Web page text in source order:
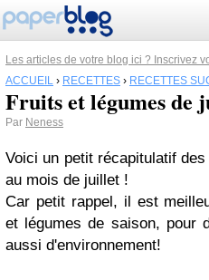
Les articles de votre blog ici ? Inscrivez
ACCUEIL › RECETTES › RECETTES
Fruits et légumes de
Par Neness
Voici un petit récapitulatif
au mois de juillet !
Car petit rappel, il est
et légumes de saison, pour
aussi d'environnement!